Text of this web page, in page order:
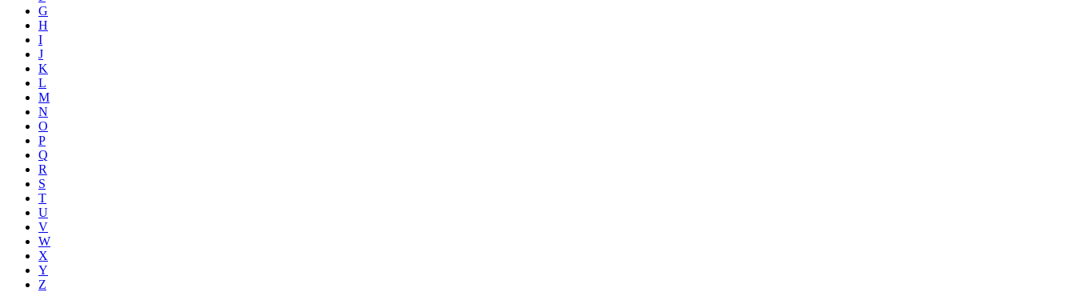
G
H
I
J
K
L
M
N
O
P
Q
R
S
T
U
V
W
X
Y
Z